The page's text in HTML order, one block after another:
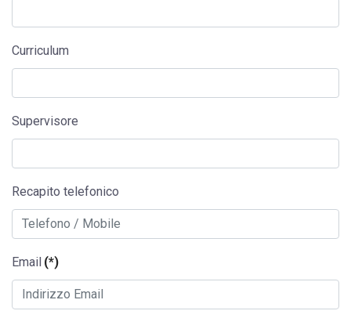
Curriculum
Supervisore
Recapito telefonico
Email (*)